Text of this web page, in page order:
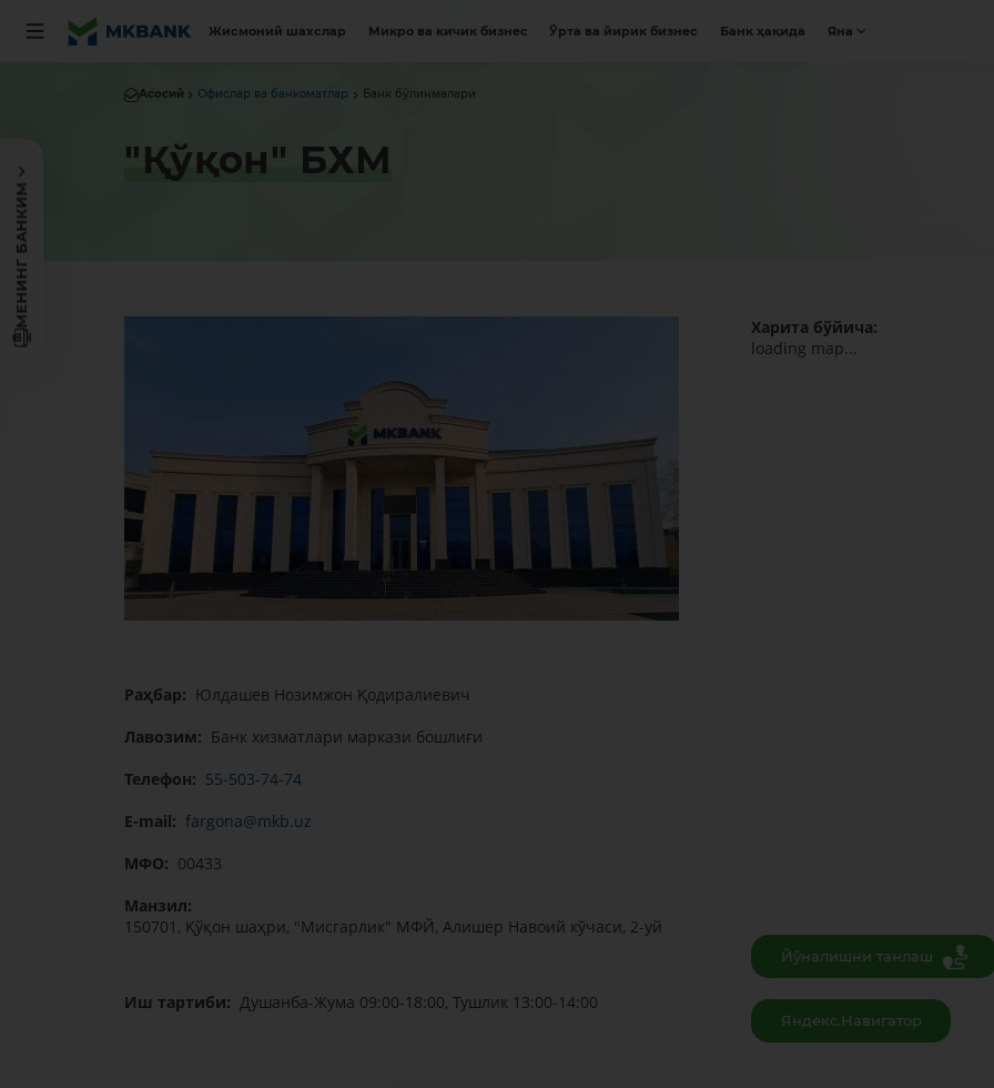
Жисмоний шахслар Микро ва кичик бизнес Ўрта ва йирик бизнес Банк ҳақида Яна
МЕНИНГ БАНКИМ
Асосий Офислар ва банкоматлар Банк бўлинмалари
"Қўқон" БХМ
Раҳбар: Юлдашев Нозимжон Қодиралиевич
Лавозим: Банк хизматлари маркази бошлиғи
Телефон: 55-503-74-74
E-mail: fargona@mkb.uz
МФО: 00433
Манзил:
150701, Қўқон шаҳри, "Мисгарлик" МФЙ, Алишер Навоий кўчаси, 2-уй
Иш тартиби: Душанба-Жума 09:00-18:00, Тушлик 13:00-14:00
Харита бўйича:
loading map...
Йўналишни танлаш
Яндекс.Навигатор